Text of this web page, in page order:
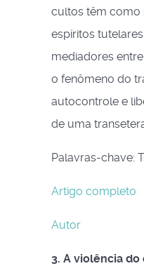
cultos têm como
espíritos
mediadores
o fenômeno do
autocontrole e
de uma
Palavras-chave:
Artigo completo
Autor
3. A violência